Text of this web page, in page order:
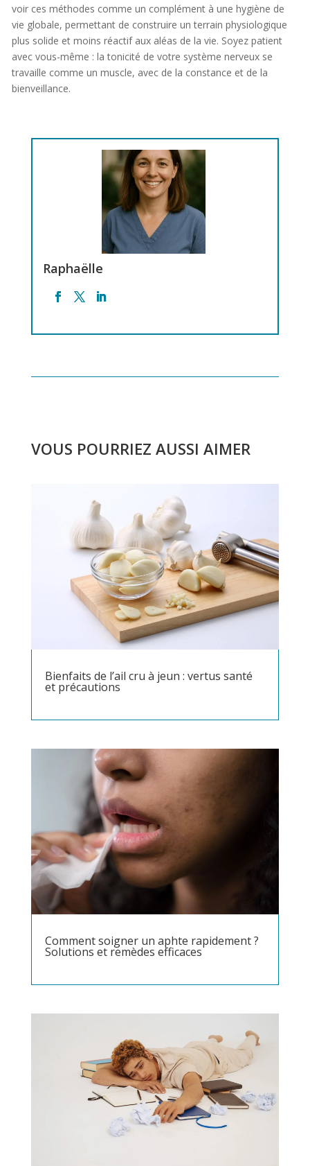
voir ces méthodes comme un complément à une hygiène de
vie globale, permettant de construire un terrain physiologique
plus solide et moins réactif aux aléas de la vie. Soyez patient
avec vous-même : la tonicité de votre système nerveux se
travaille comme un muscle, avec de la constance et de la
bienveillance.
Raphaëlle
VOUS POURRIEZ AUSSI AIMER
Bienfaits de l’ail cru à jeun : vertus santé
et précautions
Comment soigner un aphte rapidement ?
Solutions et remèdes efficaces